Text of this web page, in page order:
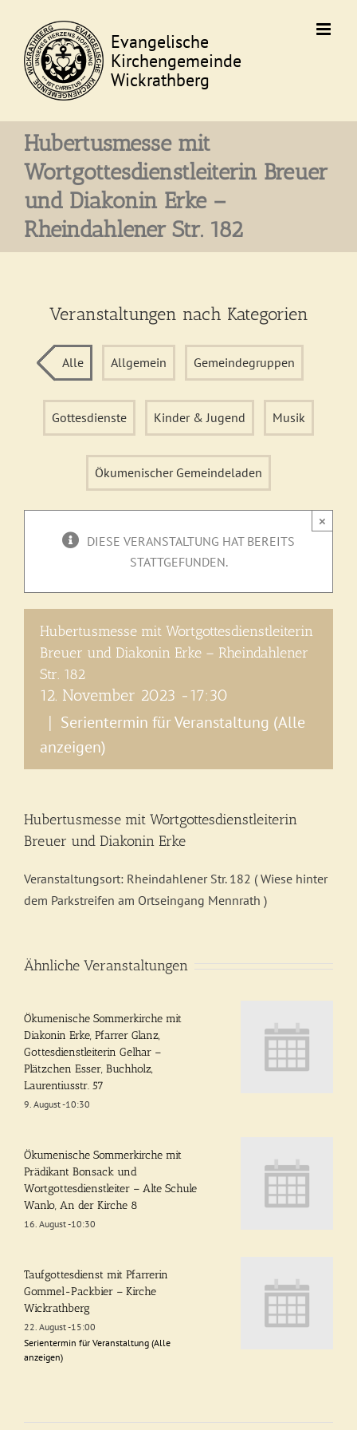
content
Hubertusmesse mit
Wortgottesdienstleiterin Breuer
und Diakonin Erke –
Rheindahlener Str. 182
Veranstaltungen nach Kategorien
Alle Allgemein Gemeindegruppen
Gottesdienste Kinder & Jugend Musik
Ökumenischer Gemeindeladen
×
DIESE VERANSTALTUNG HAT BEREITS
STATTGEFUNDEN.
Hubertusmesse mit Wortgottesdienstleiterin
Breuer und Diakonin Erke – Rheindahlener
Str. 182
12. November 2023 -17:30
| Serientermin für Veranstaltung (Alle
anzeigen)
Hubertusmesse mit Wortgottesdienstleiterin
Breuer und Diakonin Erke
Veranstaltungsort: Rheindahlener Str. 182 ( Wiese hinter
dem Parkstreifen am Ortseingang Mennrath )
Ähnliche Veranstaltungen
Ökumenische Sommerkirche mit
Diakonin Erke, Pfarrer Glanz,
Gottesdienstleiterin Gelhar –
Plätzchen Esser, Buchholz,
Laurentiusstr. 57
9. August -10:30
Ökumenische Sommerkirche mit
Prädikant Bonsack und
Wortgottesdienstleiter – Alte Schule
Wanlo, An der Kirche 8
16. August -10:30
Taufgottesdienst mit Pfarrerin
Gommel-Packbier – Kirche
Wickrathberg
22. August -15:00
Serientermin für Veranstaltung (Alle
anzeigen)